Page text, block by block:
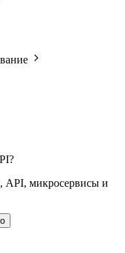
API, микросервисы и